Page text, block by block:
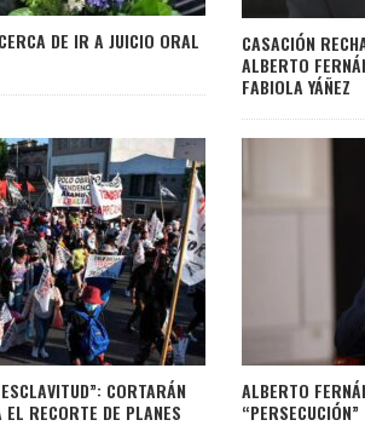
DE IR A JUICIO ORAL
CASACIÓN
ALBERTO
FABIOLA YÁÑEZ
CORTARÁN
RECORTE DE PLANES
ALBERTO
“PERSECUCIÓN”